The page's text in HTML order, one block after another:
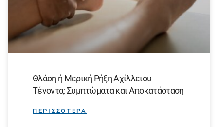
Θλάση ή Μερική Ρήξη Αχίλλειου
Τένοντα; Συμπτώματα και Αποκατάσταση
ΠΕΡΙΣΣΟΤΕΡΑ